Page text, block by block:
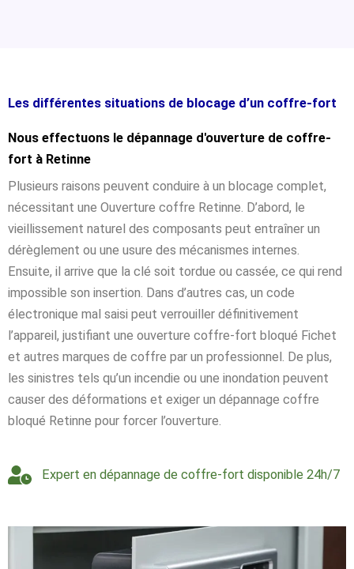
Les différentes situations de blocage d’un coffre-fort
Nous effectuons le dépannage d'ouverture de coffre-
fort à Retinne
Plusieurs raisons peuvent conduire à un blocage complet,
nécessitant une Ouverture coffre Retinne. D’abord, le
vieillissement naturel des composants peut entraîner un
dérèglement ou une usure des mécanismes internes.
Ensuite, il arrive que la clé soit tordue ou cassée, ce qui rend
impossible son insertion. Dans d’autres cas, un code
électronique mal saisi peut verrouiller définitivement
l’appareil, justifiant une ouverture coffre-fort bloqué Fichet
et autres marques de coffre par un professionnel. De plus,
les sinistres tels qu’un incendie ou une inondation peuvent
causer des déformations et exiger un dépannage coffre
bloqué Retinne pour forcer l’ouverture.
Expert en dépannage de coffre-fort disponible 24h/7